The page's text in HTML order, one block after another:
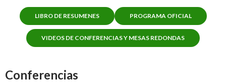
LIBRO DE RESUMENES PROGRAMA OFICIAL
VIDEOS DE CONFERENCIAS Y MESAS REDONDAS
Conferencias